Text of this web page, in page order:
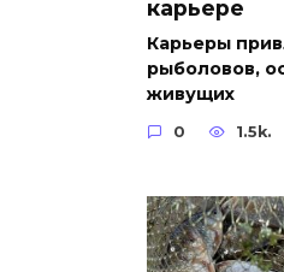
карьере
Карьеры
рыболовов,
живущих
0 1.5k.